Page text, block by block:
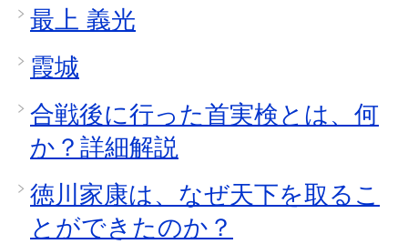
最上 義光
霞城
合戦後に行った首実検とは、何
か？詳細解説
徳川家康は、なぜ天下を取るこ
とができたのか？